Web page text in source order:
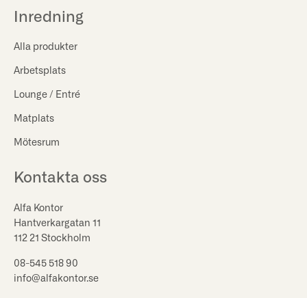
Inredning
Alla produkter
Arbetsplats
Lounge / Entré
Matplats
Mötesrum
Kontakta oss
Alfa Kontor
Hantverkargatan 11
112 21 Stockholm
08-545 518 90
info@alfakontor.se